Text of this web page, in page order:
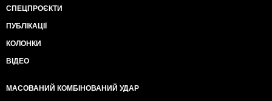
СПЕЦПРОЄКТИ
ПУБЛІКАЦІЇ
КОЛОНКИ
ВІДЕО
МАСОВАНИЙ КОМБІНОВАНИЙ УДАР